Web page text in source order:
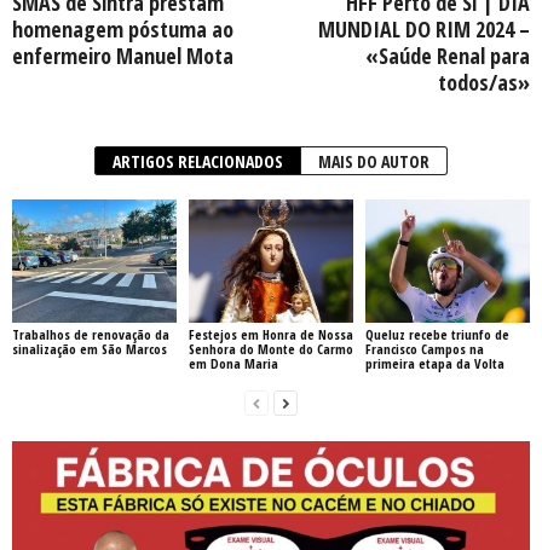
homenagem póstuma ao
enfermeiro Manuel Mota
MUNDIAL DO RIM 2024 –
«Saúde Renal para
todos/as»
ARTIGOS RELACIONADOS MAIS DO AUTOR
Trabalhos de renovação da
sinalização em São Marcos
Festejos em Honra de Nossa
Senhora do Monte do Carmo
em Dona Maria
Queluz recebe triunfo de
Francisco Campos na
primeira etapa da Volta